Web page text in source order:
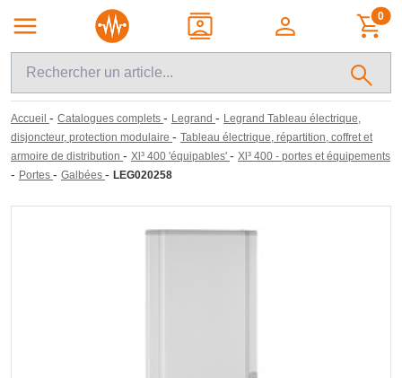
0
Accueil - Catalogues complets - Legrand - Legrand Tableau électrique,
disjoncteur, protection modulaire - Tableau électrique, répartition, coffret et
armoire de distribution - Xl³ 400 'équipables' - Xl³ 400 - portes et équipements
- Portes - Galbées - LEG020258